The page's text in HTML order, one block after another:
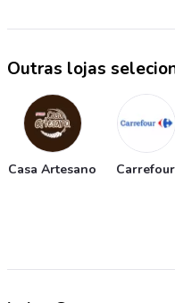
Outras lojas
Casa Artesano Carrefour